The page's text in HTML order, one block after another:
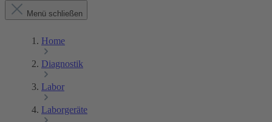
Menü schließen
Home
Diagnostik
Labor
Laborgeräte